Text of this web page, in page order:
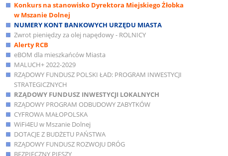
Konkurs na stanowisko Dyrektora Miejskiego Żłobka
w Mszanie Dolnej
NUMERY KONT BANKOWYCH URZĘDU MIASTA
Zwrot pieniędzy za olej napędowy - ROLNICY
Alerty RCB
eBOM dla mieszkańców Miasta
MALUCH+ 2022-2029
RZĄDOWY FUNDUSZ POLSKI ŁAD: PROGRAM INWESTYCJI
STRATEGICZNYCH
RZĄDOWY FUNDUSZ INWESTYCJI LOKALNYCH
RZĄDOWY PROGRAM ODBUDOWY ZABYTKÓW
CYFROWA MAŁOPOLSKA
WiFi4EU w Mszanie Dolnej
DOTACJE Z BUDŻETU PAŃSTWA
RZĄDOWY FUNDUSZ ROZWOJU DRÓG
BEZPIECZNY PIESZY